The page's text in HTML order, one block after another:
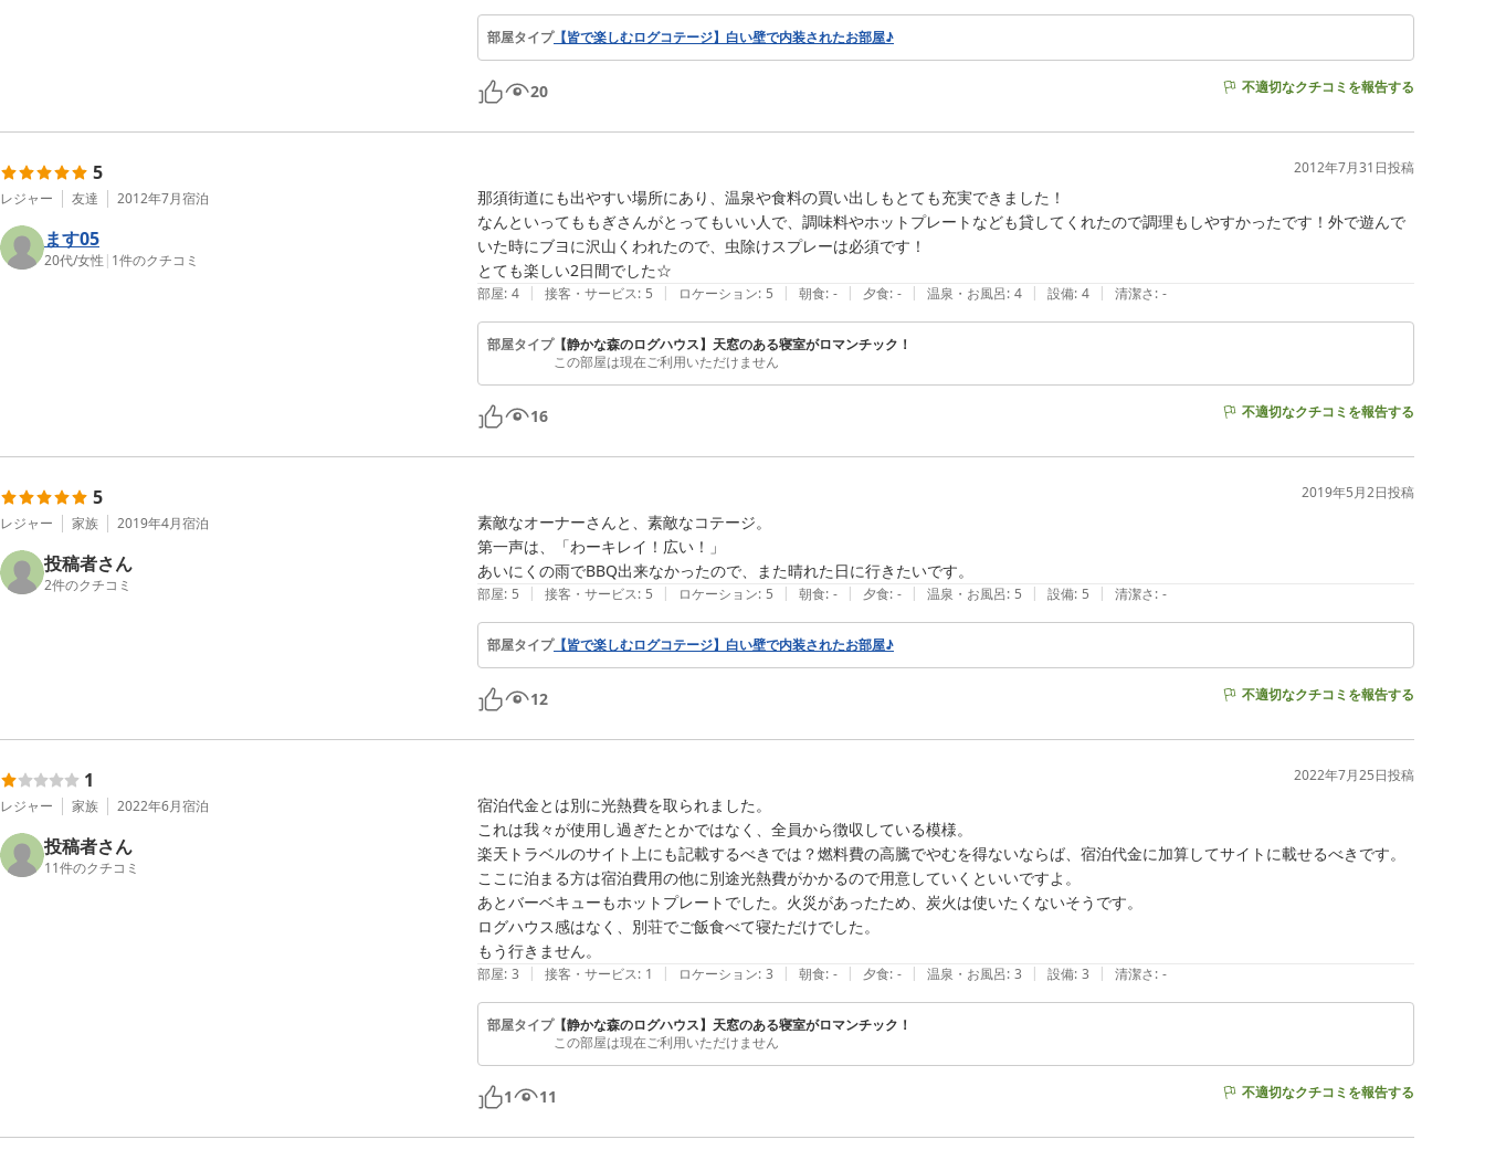
部屋タイプ【皆で楽しむログコテージ】白い壁で内装されたお部屋♪
20 不適切なクチコミを報告する
5
レジャー 友達 2012年7月宿泊
ます05
20代/女性 | 1件のクチコミ
2012年7月31日投稿
那須街道にも出やすい場所にあり、温泉や食料の買い出しもとても充実できました！
なんといってももぎさんがとってもいい人で、調味料やホットプレートなども貸してくれたので調理もしやすかったです！外で遊んで
いた時にブヨに沢山くわれたので、虫除けスプレーは必須です！
とても楽しい2日間でした☆
部屋: 4 | 接客・サービス: 5 | ロケーション: 5 | 朝食: - | 夕食: - | 温泉・お風呂: 4 | 設備: 4 | 清潔さ: -
部屋タイプ【静かな森のログハウス】天窓のある寝室がロマンチック！
この部屋は現在ご利用いただけません
16 不適切なクチコミを報告する
5
レジャー 家族 2019年4月宿泊
投稿者さん
2件のクチコミ
2019年5月2日投稿
素敵なオーナーさんと、素敵なコテージ。
第一声は、「わーキレイ！広い！」
あいにくの雨でBBQ出来なかったので、また晴れた日に行きたいです。
部屋: 5 | 接客・サービス: 5 | ロケーション: 5 | 朝食: - | 夕食: - | 温泉・お風呂: 5 | 設備: 5 | 清潔さ: -
部屋タイプ【皆で楽しむログコテージ】白い壁で内装されたお部屋♪
12 不適切なクチコミを報告する
1
レジャー 家族 2022年6月宿泊
投稿者さん
11件のクチコミ
2022年7月25日投稿
宿泊代金とは別に光熱費を取られました。
これは我々が使用し過ぎたとかではなく、全員から徴収している模様。
楽天トラベルのサイト上にも記載するべきでは？燃料費の高騰でやむを得ないならば、宿泊代金に加算してサイトに載せるべきです。
ここに泊まる方は宿泊費用の他に別途光熱費がかかるので用意していくといいですよ。
あとバーベキューもホットプレートでした。火災があったため、炭火は使いたくないそうです。
ログハウス感はなく、別荘でご飯食べて寝ただけでした。
もう行きません。
部屋: 3 | 接客・サービス: 1 | ロケーション: 3 | 朝食: - | 夕食: - | 温泉・お風呂: 3 | 設備: 3 | 清潔さ: -
部屋タイプ【静かな森のログハウス】天窓のある寝室がロマンチック！
この部屋は現在ご利用いただけません
1 11 不適切なクチコミを報告する